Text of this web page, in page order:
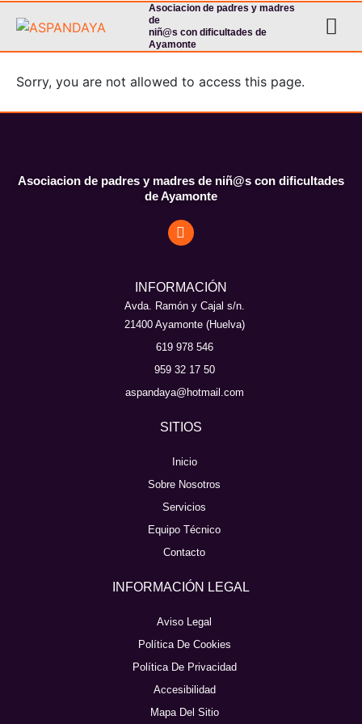
Asociacion de padres y madres
de
niñ@s con dificultades de
Ayamonte
Sorry, you are not allowed to access this page.
Asociacion de padres y madres de niñ@s con dificultades
de Ayamonte
INFORMACIÓN
Avda. Ramón y Cajal s/n.
21400 Ayamonte (Huelva)
619 978 546
959 32 17 50
aspandaya@hotmail.com
SITIOS
Inicio
Sobre Nosotros
Servicios
Equipo Técnico
Contacto
INFORMACIÓN LEGAL
Aviso Legal
Política De Cookies
Política De Privacidad
Accesibilidad
Mapa Del Sitio